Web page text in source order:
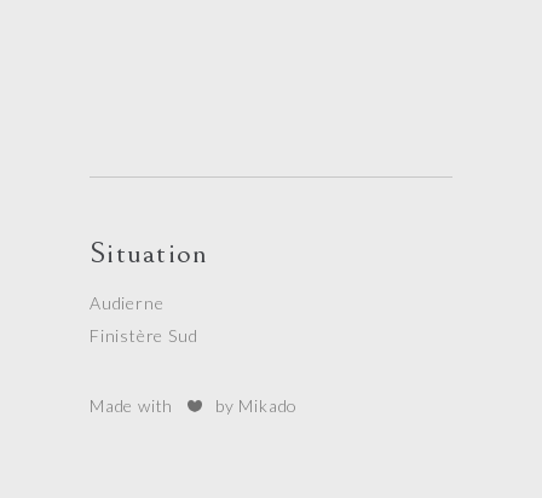
Situation
Audierne
Finistère Sud
Made with by Mikado